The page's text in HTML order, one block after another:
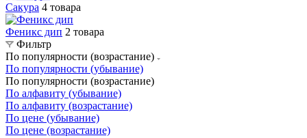
Сакура 4 товара
Феникс дип 2 товара
Фильтр
По популярности (возрастание)
По популярности (убывание)
По популярности (возрастание)
По алфавиту (убывание)
По алфавиту (возрастание)
По цене (убывание)
По цене (возрастание)